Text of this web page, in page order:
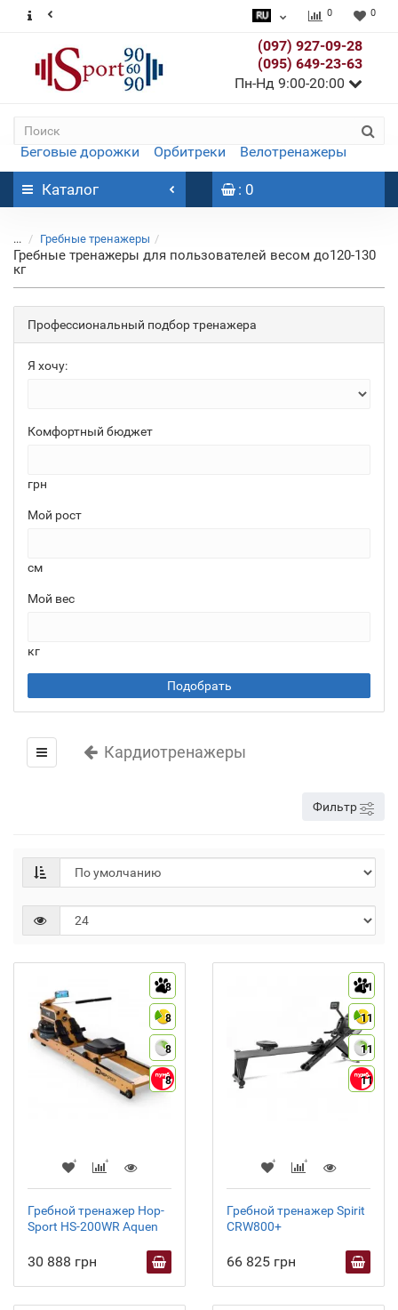
0 0
(097) 927-09-28
(095) 649-23-63
Пн-Нд 9:00-20:00
Беговые дорожки Орбитреки Велотренажеры
Каталог : 0
... Гребные тренажеры
Гребные тренажеры для пользователей весом до120-130
кг
Профессиональный подбор тренажера
Я хочу:
Комфортный бюджет
грн
Мой рост
см
Мой вес
кг
Подобрать
Кардиотренажеры
Фильтр
8
8
8
8
Гребной тренажер Hop-
Sport HS-200WR Aquen
30 888 грн
11
11
11
11
Гребной тренажер Spirit
CRW800+
66 825 грн